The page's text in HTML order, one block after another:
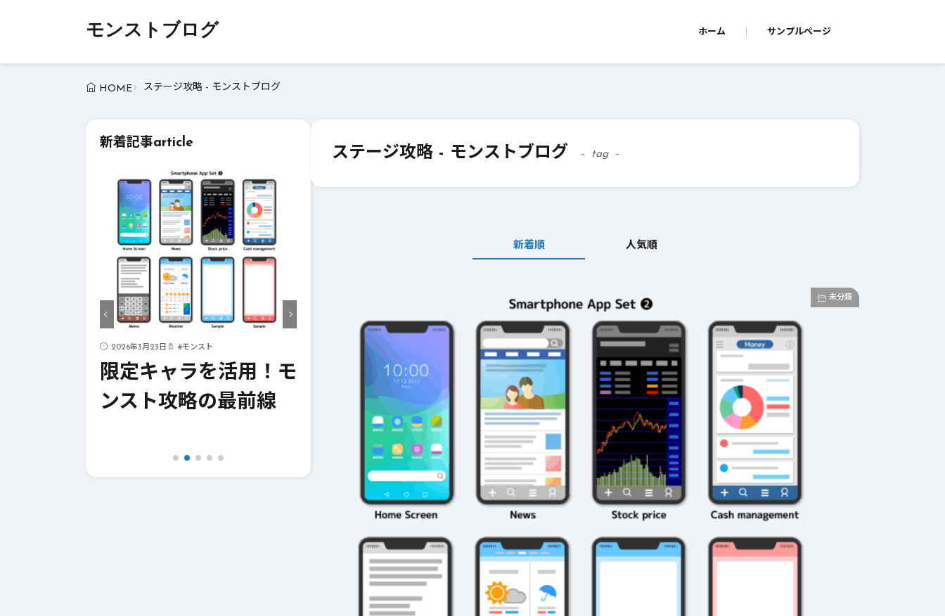
モンストブログ ホーム サンプルページ
HOME ステージ攻略 - モンストブログ
新着記事article
2026年3月23日 #モンスト
限定キャラを活用！モ
ンスト攻略の最前線
2026年3月23日
モンスト攻略に役立
つ！おすすめパーティ
編成の秘訣
2026年3月23日 テクニック
絶対に知っておきたい
モンスト攻略テクニッ
ク10選
2026年3月23日 #
ガチャ運がアップする
かも？モンストの都市
伝説を解明！
ステージ攻略 - モンストブログ tag
新着順 人気順
未分類